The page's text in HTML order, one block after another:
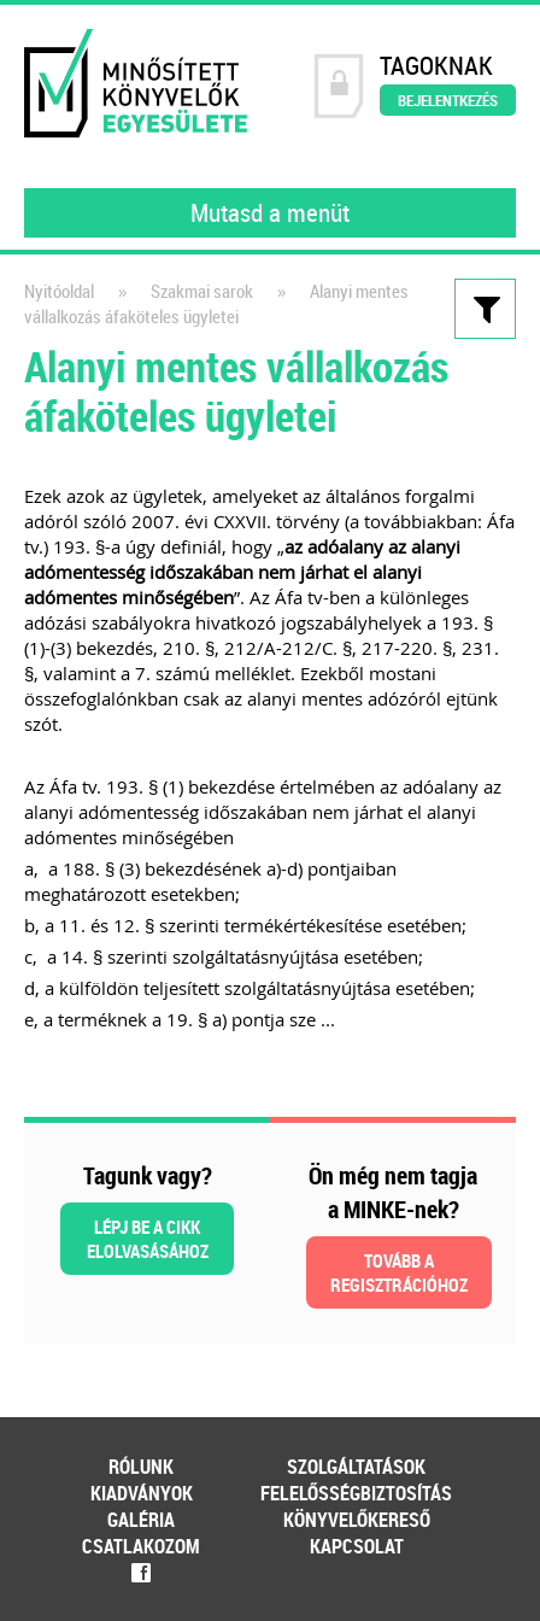
TAGOKNAK
BEJELENTKEZÉS
Mutasd a menüt
Webáruházak és e-
kereskedelem működése a
Webshop üzemeltetőknek és
könyvelőknek
2021.
ÁLTALÁNOS TUDNIVALÓK, HASZNOS
TIPPEK, TANÁCSOK
WEBÁRUHÁZAT INDÍTÓK ÉS
ÜZEMELTETŐK RÉSZÉRE
Webshop a könyvelésben -
specialitások
Webáruházak sikerének a kulcsa
E-kereskedelem szabályozása 2021.
JÚLIUS 1-JÉTŐL
Import OSS (IOSS)
TAGJAINK INGYENESEN LETÖLTHETIK -
A letöltések menüpont alatt!
Ár: 7900 Ft
Tagoknak: Ingyenesen
letölthető
Szakmai sarok
vásárokon történő
részvételének
adózási kérdései
Nyitóoldal » Szakmai sarok »
Alanyi mentes
vállalkozás áfaköteles ügyletei
Alanyi mentes vállalkozás
áfaköteles ügyletei
Ezek azok az ügyletek, amelyeket az általános forgalmi
adóról szóló 2007. évi CXXVII. törvény (a továbbiakban: Áfa
tv.) 193. §-a úgy definiál, hogy „az adóalany az alanyi
adómentesség időszakában nem járhat el alanyi
adómentes minőségében”. Az Áfa tv-ben a különleges
adózási szabályokra hivatkozó jogszabályhelyek a 193. §
(1)-(3) bekezdés, 210. §, 212/A-212/C. §, 217-220. §, 231.
§, valamint a 7. számú melléklet. Ezekből mostani
összefoglalónkban csak az alanyi mentes adózóról ejtünk
szót.
Az Áfa tv. 193. § (1) bekezdése értelmében az adóalany az
alanyi adómentesség időszakában nem járhat el alanyi
adómentes minőségében
a, a 188. § (3) bekezdésének a)-d) pontjaiban
meghatározott esetekben;
b, a 11. és 12. § szerinti termékértékesítése esetében;
c, a 14. § szerinti szolgáltatásnyújtása esetében;
d, a külföldön teljesített szolgáltatásnyújtása esetében;
e, a terméknek a 19. § a) pontja sze ...
Tagunk vagy?
LÉPJ BE A CIKK
ELOLVASÁSÁHOZ
Ön még nem tagja
a MINKE-nek?
TOVÁBB A
REGISZTRÁCIÓHOZ
RÓLUNK
SZOLGÁLTATÁSOK
KIADVÁNYOK
FELELŐSSÉGBIZTOSÍTÁS
GALÉRIA
KÖNYVELŐKERESŐ
CSATLAKOZOM
KAPCSOLAT
f